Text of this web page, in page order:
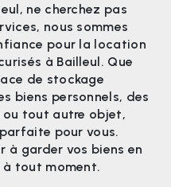
ne cherchez pas
nous sommes
pour la location
à Bailleul. Que
de stockage
biens personnels, des
tout autre objet,
pour vous.
à garder vos biens en
tout moment.